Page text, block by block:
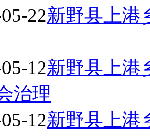
22新野县上港
12新野县上港
治理
12新野县上港